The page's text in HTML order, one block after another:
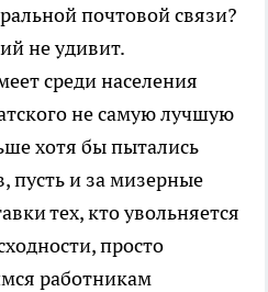
почтовой связи?
не удивит.
среди населения
не самую лучшую
хотя бы пытались
пусть и за мизерные
тех, кто увольняется
просто
работникам